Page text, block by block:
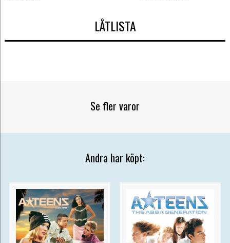
LÅTLISTA
Se fler varor
Andra har köpt: